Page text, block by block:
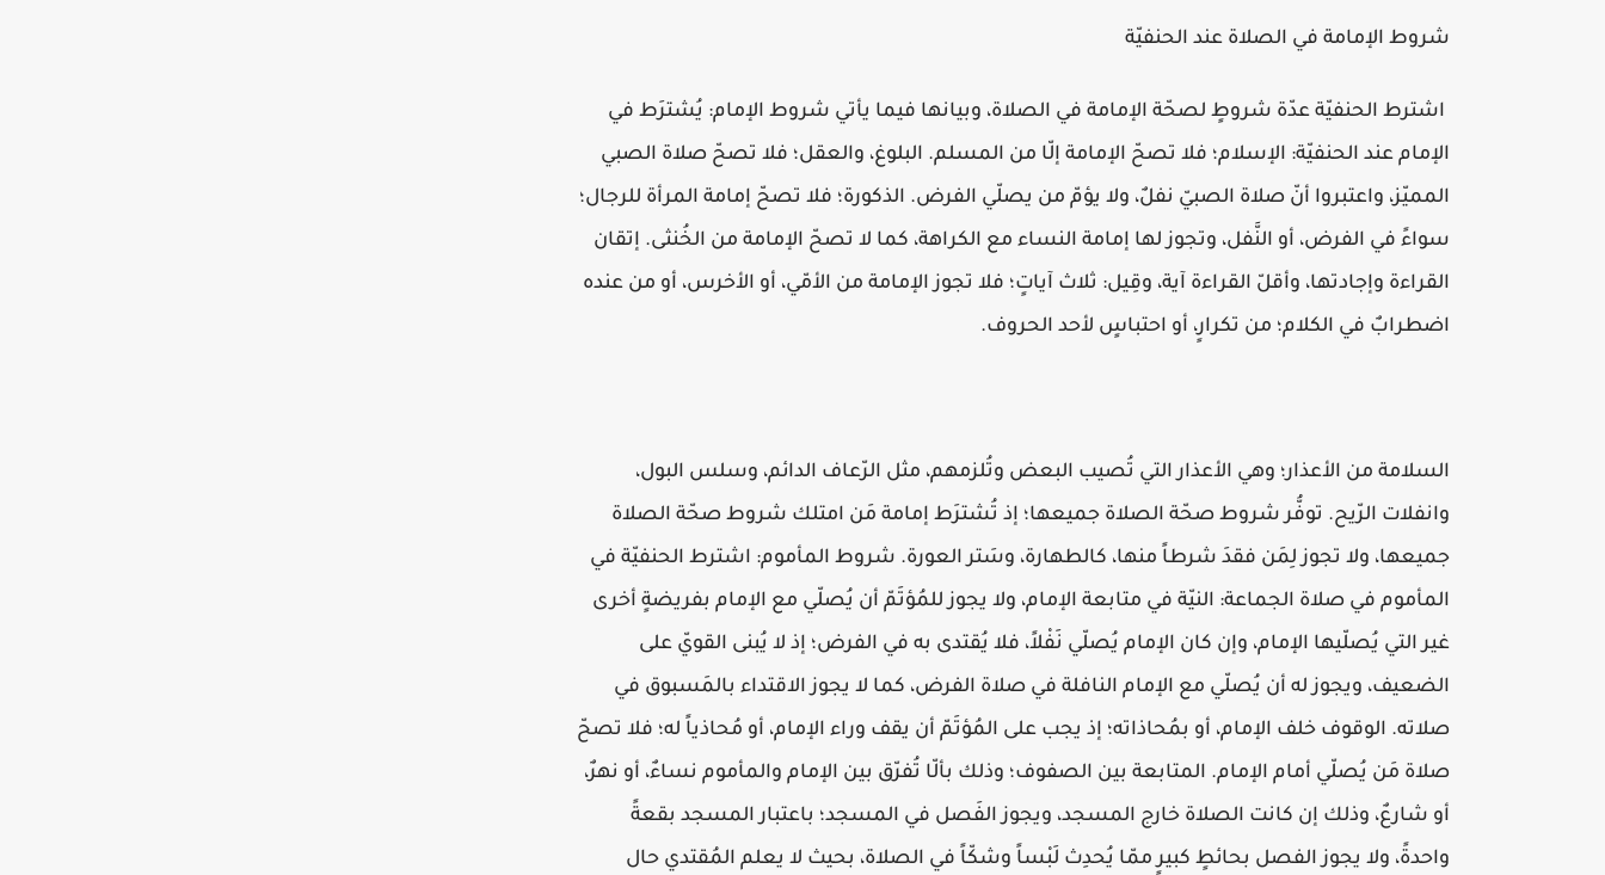
شروط الإمامة في الصلاة عند الحنفيّة
اشترط الحنفيّة عدّة شروطٍ لصحّة الإمامة في الصلاة، وبيانها فيما يأتي شروط الإمام: يُشترَط في
الإمام عند الحنفيّة: الإسلام؛ فلا تصحّ الإمامة إلّا من المسلم. البلوغ، والعقل؛ فلا تصحّ صلاة الصبي
المميّز، واعتبروا أنّ صلاة الصبيّ نفلٌ، ولا يؤمّ من يصلّي الفرض. الذكورة؛ فلا تصحّ إمامة المرأة للرجال؛
سواءً في الفرض، أو النَّفل، وتجوز لها إمامة النساء مع الكراهة، كما لا تصحّ الإمامة من الخُنثى. إتقان
القراءة وإجادتها، وأقلّ القراءة آية، وقِيل: ثلاث آياتٍ؛ فلا تجوز الإمامة من الأمّي، أو الأخرس، أو من عنده
اضطرابٌ في الكلام؛ من تكرارٍ، أو احتباسٍ لأحد الحروف.
السلامة من الأعذار؛ وهي الأعذار التي تُصيب البعض وتُلزمهم، مثل الرّعاف الدائم، وسلس البول،
وانفلات الرّيح. توفُّر شروط صحّة الصلاة جميعها؛ إذ تُشترَط إمامة مَن امتلك شروط صحّة الصلاة
جميعها، ولا تجوز لِمَن فقدَ شرطاً منها، كالطهارة، وسَتر العورة. شروط المأموم: اشترط الحنفيّة في
المأموم في صلاة الجماعة: النيّة في متابعة الإمام، ولا يجوز للمُؤتَمّ أن يُصلّي مع الإمام بفريضةٍ أخرى
غير التي يُصلّيها الإمام، وإن كان الإمام يُصلّي نَفْلاً، فلا يُقتدى به في الفرض؛ إذ لا يُبنى القويّ على
الضعيف، ويجوز له أن يُصلّي مع الإمام النافلة في صلاة الفرض، كما لا يجوز الاقتداء بالمَسبوق في
صلاته. الوقوف خلف الإمام، أو بمُحاذاته؛ إذ يجب على المُؤتَمّ أن يقف وراء الإمام، أو مُحاذياً له؛ فلا تصحّ
صلاة مَن يُصلّي أمام الإمام. المتابعة بين الصفوف؛ وذلك بألّا تُفرّق بين الإمام والمأموم نساءٌ، أو نهرٌ،
أو شارعٌ، وذلك إن كانت الصلاة خارج المسجد، ويجوز الفَصل في المسجد؛ باعتبار المسجد بقعةً
واحدةً، ولا يجوز الفصل بحائطٍ كبيرٍ ممّا يُحدِث لَبْساً وشكّاً في الصلاة، بحيث لا يعلم المُقتدي حال